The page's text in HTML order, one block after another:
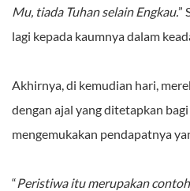
Mu, tiada Tuhan selain Engkau.”
lagi kepada kaumnya dalam
Akhirnya, di kemudian hari,
dengan ajal yang ditetapkan
mengemukakan pendapatnya
“Peristiwa itu merupakan